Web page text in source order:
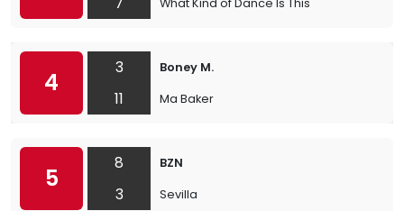
What Kind of Dance Is This
4
3
11
Boney M.
Ma Baker
5
8
3
BZN
Sevilla